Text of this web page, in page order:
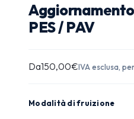
PES / PAV
Da150,00€IVA esclusa,
Modalità di fruizione